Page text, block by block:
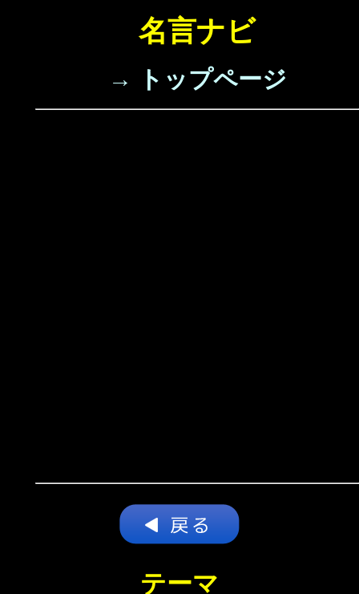
名言ナビ
→ トップページ
テーマ